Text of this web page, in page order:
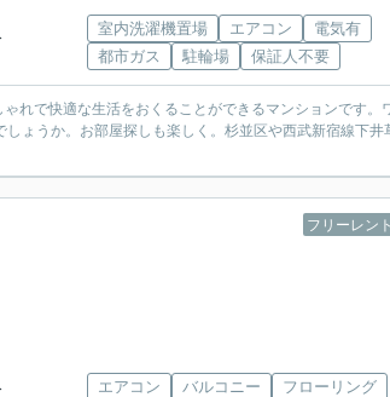
室内洗濯機置場 エアコン
電気有
都市ガス
駐輪場 保証人不要
ょうか。お部屋探しも楽しく。杉並区や西武新宿線下井
フリーレント
エアコン バルコニー フローリング